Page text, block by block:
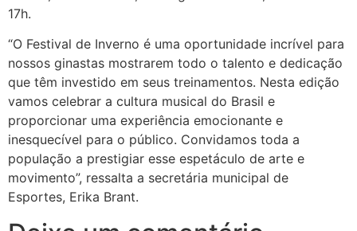
17h.
“O Festival de Inverno é uma oportunidade incrível para
nossos ginastas mostrarem todo o talento e dedicação
que têm investido em seus treinamentos. Nesta edição
vamos celebrar a cultura musical do Brasil e
proporcionar uma experiência emocionante e
inesquecível para o público. Convidamos toda a
população a prestigiar esse espetáculo de arte e
movimento”, ressalta a secretária municipal de
Esportes, Erika Brant.